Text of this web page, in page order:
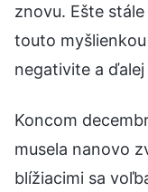
znovu. Ešte
touto
negativite a
Koncom
musela nanovo
blížiacimi sa